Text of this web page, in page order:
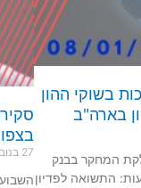
08/01/2025 | דריכות בשוקי ההון
בארה"ב
המחקר בבנק
התשואה לפדיון
27 בנובמבר 2024